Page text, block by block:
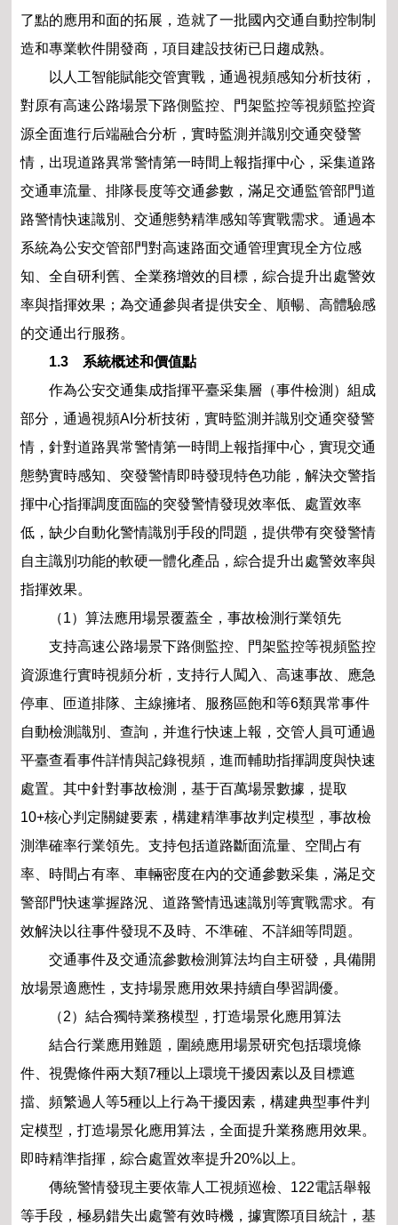
了點的應用和面的拓展，造就了一批國內交通自動控制制
造和專業軟件開發商，項目建設技術已日趨成熟。
以人工智能賦能交管實戰，通過視頻感知分析技術，
對原有高速公路場景下路側監控、門架監控等視頻監控資
源全面進行后端融合分析，實時監測并識別交通突發警
情，出現道路異常警情第一時間上報指揮中心，采集道路
交通車流量、排隊長度等交通參數，滿足交通監管部門道
路警情快速識別、交通態勢精準感知等實戰需求。通過本
系統為公安交管部門對高速路面交通管理實現全方位感
知、全自研利舊、全業務增效的目標，綜合提升出處警效
率與指揮效果；為交通參與者提供安全、順暢、高體驗感
的交通出行服務。
1.3 系統概述和價值點
作為公安交通集成指揮平臺采集層（事件檢測）組成
部分，通過視頻AI分析技術，實時監測并識別交通突發警
情，針對道路異常警情第一時間上報指揮中心，實現交通
態勢實時感知、突發警情即時發現特色功能，解決交警指
揮中心指揮調度面臨的突發警情發現效率低、處置效率
低，缺少自動化警情識別手段的問題，提供帶有突發警情
自主識別功能的軟硬一體化產品，綜合提升出處警效率與
指揮效果。
（1）算法應用場景覆蓋全，事故檢測行業領先
支持高速公路場景下路側監控、門架監控等視頻監控
資源進行實時視頻分析，支持行人闖入、高速事故、應急
停車、匝道排隊、主線擁堵、服務區飽和等6類異常事件
自動檢測識別、查詢，并進行快速上報，交管人員可通過
平臺查看事件詳情與記錄視頻，進而輔助指揮調度與快速
處置。其中針對事故檢測，基于百萬場景數據，提取
10+核心判定關鍵要素，構建精準事故判定模型，事故檢
測準確率行業領先。支持包括道路斷面流量、空間占有
率、時間占有率、車輛密度在內的交通參數采集，滿足交
警部門快速掌握路況、道路警情迅速識別等實戰需求。有
效解決以往事件發現不及時、不準確、不詳細等問題。
交通事件及交通流參數檢測算法均自主研發，具備開
放場景適應性，支持場景應用效果持續自學習調優。
（2）結合獨特業務模型，打造場景化應用算法
結合行業應用難題，圍繞應用場景研究包括環境條
件、視覺條件兩大類7種以上環境干擾因素以及目標遮
擋、頻繁過人等5種以上行為干擾因素，構建典型事件判
定模型，打造場景化應用算法，全面提升業務應用效果。
即時精準指揮，綜合處置效率提升20%以上。
傳統警情發現主要依靠人工視頻巡檢、122電話舉報
等手段，極易錯失出處警有效時機，據實際項目統計，基